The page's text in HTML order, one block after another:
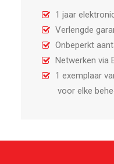
1 jaar
Verlengde
Onbeperkt
Netwerken via
1 exemplaar
voor elke